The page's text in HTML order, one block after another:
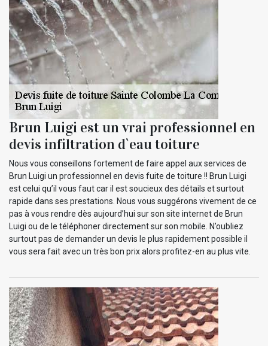
Brun Luigi est un vrai professionnel en
devis infiltration d`eau toiture
Nous vous conseillons fortement de faire appel aux services de
Brun Luigi un professionnel en devis fuite de toiture !! Brun Luigi
est celui qu’il vous faut car il est soucieux des détails et surtout
rapide dans ses prestations. Nous vous suggérons vivement de ce
pas à vous rendre dès aujourd’hui sur son site internet de Brun
Luigi ou de le téléphoner directement sur son mobile. N’oubliez
surtout pas de demander un devis le plus rapidement possible il
vous sera fait avec un très bon prix alors profitez-en au plus vite.